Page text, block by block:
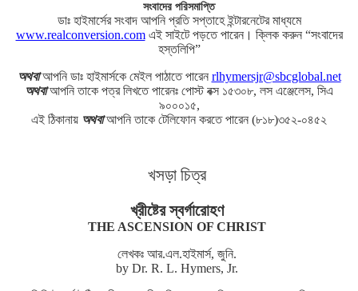
সংবাদের পরিসমাপ্তি
ডাঃ হাইমার্সের সংবাদ আপনি প্রতি সপ্তাহে ইন্টারনেটের মাধ্যমে
www.realconversion.comএই সাইটে পড়তে পারেন। ক্লিক করুন “সংবাদের
হস্তলিপি”
অথবাআপনি ডাঃ হাইমার্সকে মেইল পাঠাতে পারেন rlhymersjr@sbcglobal.net
অথবাআপনি তাকে পত্র লিখতে পারেনঃ পোস্ট বক্স ১৫৩০৮, লস এঞ্জেলেস, সিএ
৯০০০১৫,
এই ঠিকানায় অথবাআপনি তাকে টেলিফোন করতে পারেন (৮১৮)৩৫২-০৪৫২
খসড়া চিত্র
খ্রীষ্টের স্বর্গারোহণ
THE ASCENSION OF CHRIST
লেখকঃ আর.এল.হাইমার্স, জুনি.
by Dr. R. L. Hymers, Jr.